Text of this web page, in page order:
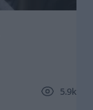
5.9k